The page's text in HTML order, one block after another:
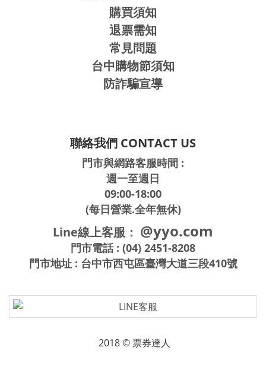
購買須知
退票需知
常見問題
台中購物節須知
防詐騙宣導
聯絡我們 CONTACT US
門市與網路客服時間 :
週一至週日
09:00-18:00
(每日營業.全年無休)
Line線上客服： @yyo.com
門市電話 : (04) 2451-8208
門市地址 : 台中市西屯區臺灣大道三段410號
2018 © 票券達人